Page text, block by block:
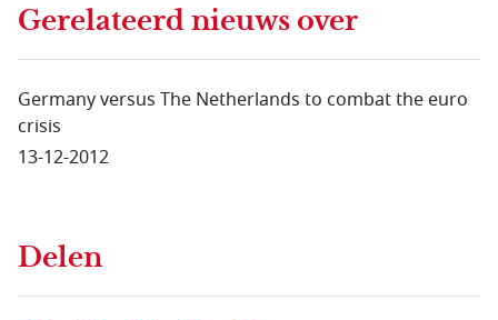
Gerelateerd nieuws over
Germany versus The Netherlands to combat the euro
crisis
13-12-2012
Delen